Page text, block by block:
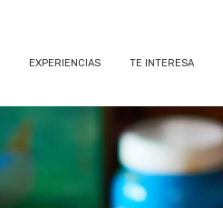
EXPERIENCIAS TE INTERESA